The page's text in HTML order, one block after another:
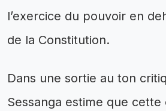
l’exercice du pouvoir en
de la Constitution.
Dans une sortie au ton
Sessanga estime que cette